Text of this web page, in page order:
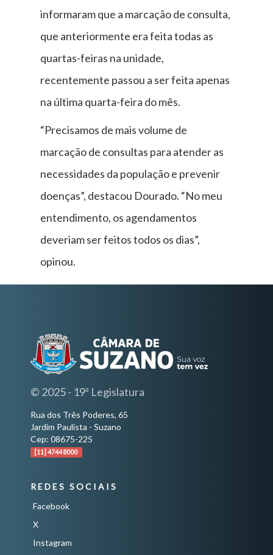
informaram que a marcação de consulta,
que anteriormente era feita todas as
quartas-feiras na unidade,
recentemente passou a ser feita apenas
na última quarta-feira do mês.
“Precisamos de mais volume de
marcação de consultas para atender as
necessidades da população e prevenir
doenças”, destacou Dourado. “No meu
entendimento, os agendamentos
deveriam ser feitos todos os dias”,
opinou.
© 2025 - 19ª Legislatura
Rua dos Três Poderes, 65
Jardim Paulista - Suzano
Cep: 08675-225
[11] 4744 8000
REDES SOCIAIS
Facebook
X
Instagram